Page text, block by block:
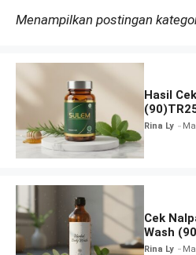
Menampilkan postingan
Hasil
Rina Ly
Cek
Wash
Izin
Rina Ly